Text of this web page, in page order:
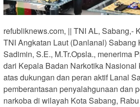
refubliknews.com, || TNI AL, Sabang,-
TNI Angkatan Laut (Danlanal) Sabang
Sadimin, S.E., M.Tr.Opsla., menerima
dari Kepala Badan Narkotika Nasional
atas dukungan dan peran aktif Lanal
pemberantasan penyalahgunaan dan
narkoba di wilayah Kota Sabang,